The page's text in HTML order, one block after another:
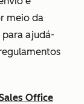
meio da
para ajudá-
Office